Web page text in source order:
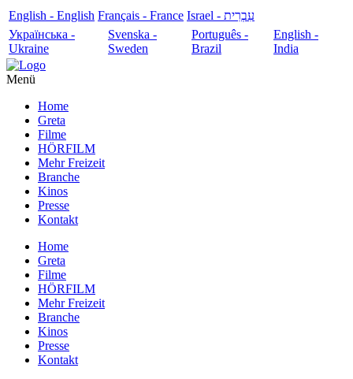
English - English Français - France
עִבְרִית - Israel
Українська -
Ukraine
Svenska -
Sweden
Português -
Brazil
English -
India
Menü
Home
Greta
Filme
HÖRFILM
Mehr Freizeit
Branche
Kinos
Presse
Kontakt
Home
Greta
Filme
HÖRFILM
Mehr Freizeit
Branche
Kinos
Presse
Kontakt